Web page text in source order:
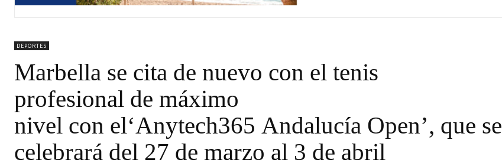
DEPORTES
Marbella se cita de nuevo con el tenis
profesional de máximo
nivel con el‘Anytech365 Andalucía Open’, que se
celebrará del 27 de marzo al 3 de abril